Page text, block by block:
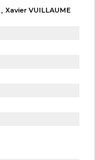
Xavier VUILLAUME